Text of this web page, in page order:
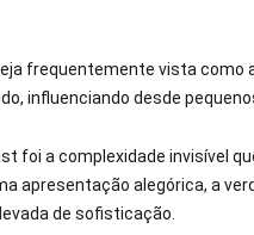
frequentemente vista como
influenciando desde
foi a complexidade invisível
apresentação alegórica, a
de sofisticação.